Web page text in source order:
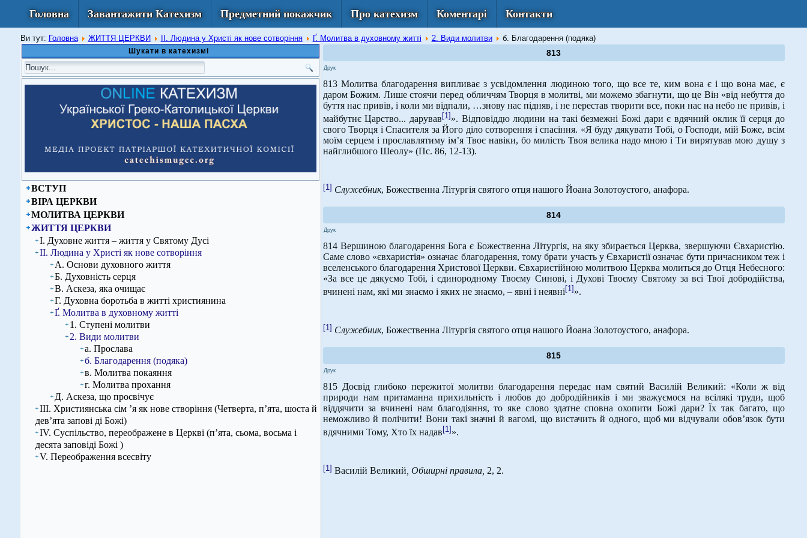
Головна Завантажити Катехизм Предметний покажчик Про катехизм Коментарі Контакти
Ви тут: Головна ЖИТТЯ ЦЕРКВИ ІІ. Людина у Христі як нове сотворіння Ґ. Молитва в духовному житті 2. Види молитви б. Благодарення (подяка)
Шукати в катехизмі
ВСТУП
ВІРА ЦЕРКВИ
МОЛИТВА ЦЕРКВИ
ЖИТТЯ ЦЕРКВИ
І. Духовне життя – життя у Святому Дусі
ІІ. Людина у Христі як нове сотворіння
А. Основи духовного життя
Б. Духовність серця
В. Аскеза, яка очищає
Г. Духовна боротьба в житті християнина
Ґ. Молитва в духовному житті
1. Ступені молитви
2. Види молитви
а. Прослава
б. Благодарення (подяка)
в. Молитва покаяння
г. Молитва прохання
Д. Аскеза, що просвічує
ІІІ. Християнська сім ’я як нове створіння (Четверта, п’ята, шоста й
дев’ята запові ді Божі)
IV. Суспільство, переображене в Церкві (п’ята, сьома, восьма і
десята заповіді Божі )
V. Переображення всесвіту
813
Друк
813 Молитва благодарення випливає з усвідомлення людиною того, що все те, ким вона є і що вона має, є
даром Божим. Лише стоячи перед обличчям Творця в молитві, ми можемо збагнути, що це Він «від небуття до
буття нас привів, і коли ми відпали, …знову нас підняв, і не перестав творити все, поки нас на небо не привів, і
майбутнє Царство... дарував [1] ». Відповіддю людини на такі безмежні Божі дари є вдячний оклик її серця до
свого Творця і Спасителя за Його діло сотворення і спасіння. «Я буду дякувати Тобі, о Господи, мій Боже, всім
моїм серцем і прославлятиму ім’я Твоє навіки, бо милість Твоя велика надо мною і Ти вирятував мою душу з
найглибшого Шеолу» (Пс. 86, 12-13).
[1] Служебник, Божественна Літургія святого отця нашого Йоана Золотоустого, анафора.
814
Друк
814 Вершиною благодарення Бога є Божественна Літургія, на яку збирається Церква, звершуючи Євхаристію.
Саме слово «євхаристія» означає благодарення, тому брати участь у Євхаристії означає бути причасником теж і
вселенського благодарення Христової Церкви. Євхаристійною молитвою Церква молиться до Отця Небесного:
«За все це дякуємо Тобі, і єдинородному Твоєму Синові, і Духові Твоєму Святому за всі Твої добродійства,
вчинені нам, які ми знаємо і яких не знаємо, – явні і неявні [1] ».
[1] Служебник, Божественна Літургія святого отця нашого Йоана Золотоустого, анафора.
815
Друк
815 Досвід глибоко пережитої молитви благодарення передає нам святий Василій Великий: «Коли ж від
природи нам притаманна прихильність і любов до добродійників і ми зважуємося на всілякі труди, щоб
віддячити за вчинені нам благодіяння, то яке слово здатне сповна охопити Божі дари? Їх так багато, що
неможливо й полічити! Вони такі значні й вагомі, що вистачить й одного, щоб ми відчували обов’язок бути
вдячними Тому, Хто їх надав [1] ».
[1] Василій Великий, Обширні правила, 2, 2.